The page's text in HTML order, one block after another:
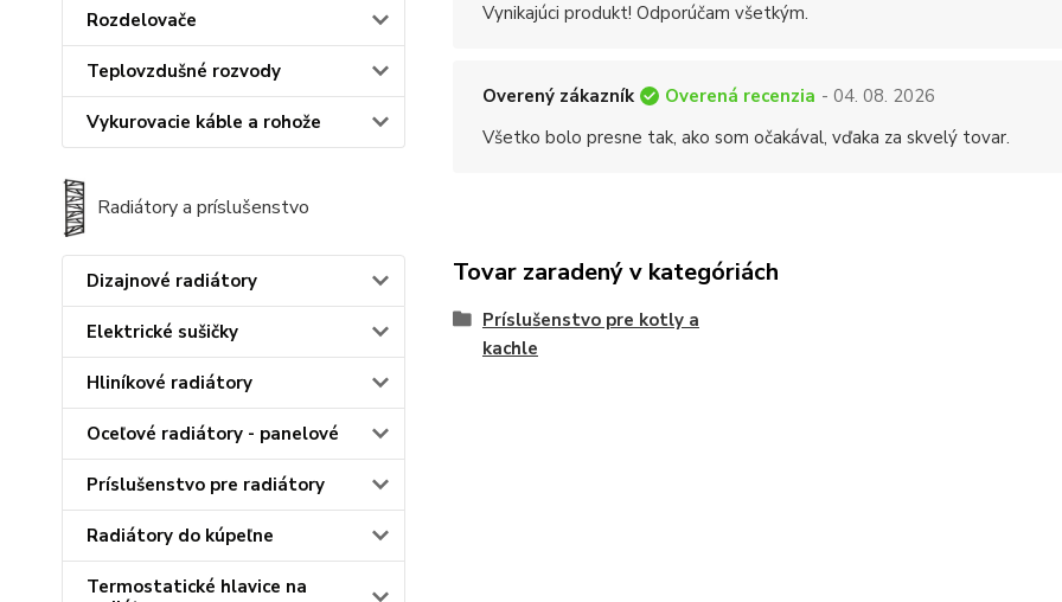
Rozdelovače
Teplovzdušné rozvody
Vykurovacie káble a rohože
Radiátory a príslušenstvo
Dizajnové radiátory
Elektrické sušičky
Hliníkové radiátory
Oceľové radiátory - panelové
Príslušenstvo pre radiátory
Radiátory do kúpeľne
Termostatické hlavice na
Vynikajúci produkt! Odporúčam všetkým.
Overený zákazník Overená recenzia - 04. 08. 2026
Všetko bolo presne tak, ako som očakával, vďaka za skvelý tovar.
Tovar zaradený v kategóriách
Príslušenstvo pre kotly a
kachle